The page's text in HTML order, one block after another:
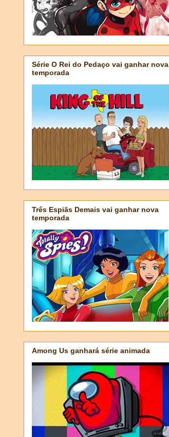
Série O Rei do Pedaço vai ganhar nova
temporada
Três Espiãs Demais vai ganhar nova
temporada
Among Us ganhará série animada